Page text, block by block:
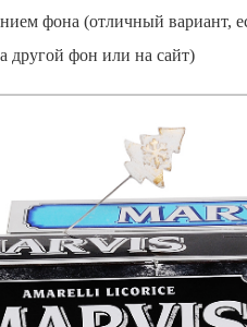
фона (отличный вариант,
другой фон или на сайт)